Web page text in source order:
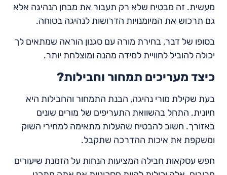
מעשית. זה מבטיח שלא רק תעבור את מבחן הנהיגה אלא
גם תרכוש את המיומנויות הדרושות לנהיגה בטוחה.
בסופו של דבר, בחירת מורה עם סגנון הוראה שמתאים לך
יכולה להוביל לחוויית למידה מהנה ומוצלחת יותר.
כיצד מעריכים תמחור וחבילות?
בעת שקילת מורי נהיגה, הבנת התמחור והחבילות היא
חיונית. התחל בהשוואת התעריפים של מורים שונים
באזורך. חשוב להבטיח שהעלות מתאימה למחירי השוק
ומשקפת את איכות ההדרכה שתקבל.
חפש עסקאות חבילה המציעות הנחות על הזמנת שיעורים